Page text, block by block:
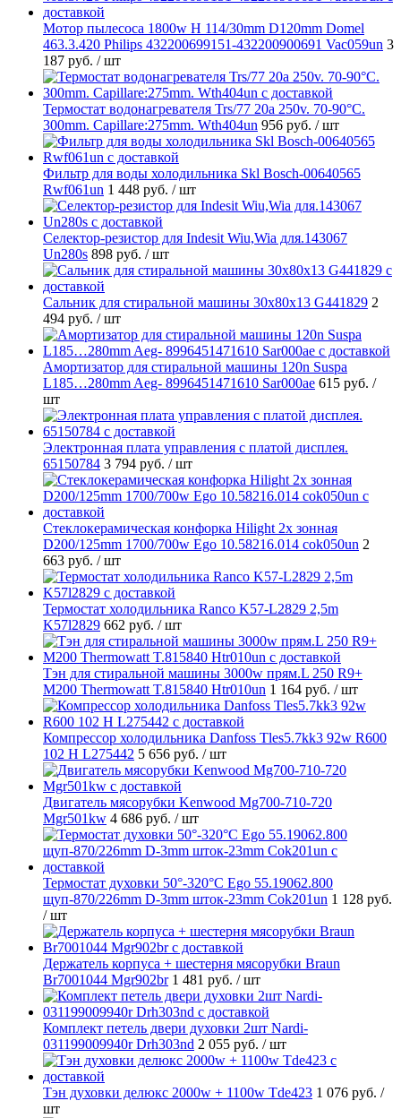
Мотор пылесоса 1800w H 114/30mm D120mm Domel
463.3.420 Philips 432200699151-432200900691 Vac059un 3
187 руб. / шт
Термостат водонагревателя Trs/77 20a 250v. 70-90°C.
300mm. Capillare:275mm. Wth404un 956 руб. / шт
Фильтр для воды холодильника Skl Bosch-00640565
Rwf061un 1 448 руб. / шт
Селектор-резистор для Indesit Wiu,Wia для.143067
Un280s 898 руб. / шт
Cальник для стиральной машины 30x80x13 G441829 2
494 руб. / шт
Амортизатор для стиральной машины 120n Suspa
L185…280mm Aeg- 8996451471610 Sar000ae 615 руб. /
шт
Электронная плата управления с платой дисплея.
65150784 3 794 руб. / шт
Стеклокерамическая конфорка Hilight 2х зонная
D200/125mm 1700/700w Ego 10.58216.014 cok050un 2
663 руб. / шт
Термостат холодильника Ranco K57-L2829 2,5m
K57l2829 662 руб. / шт
Тэн для стиральной машины 3000w прям.L 250 R9+
M200 Thermowatt T.815840 Htr010un 1 164 руб. / шт
Компрессор холодильника Danfoss Tles5.7kk3 92w R600
102 H L275442 5 656 руб. / шт
Двигатель мясорубки Kenwood Mg700-710-720
Mgr501kw 4 686 руб. / шт
Термостат духовки 50°-320°C Ego 55.19062.800
щуп-870/226mm D-3mm шток-23mm Cok201un 1 128 руб.
/ шт
Держатель корпуса + шестерня мясорубки Braun
Br7001044 Mgr902br 1 481 руб. / шт
Комплект петель двери духовки 2шт Nardi-
031199009940r Drh303nd 2 055 руб. / шт
Тэн духовки делюкс 2000w + 1100w Tde423 1 076 руб. /
шт